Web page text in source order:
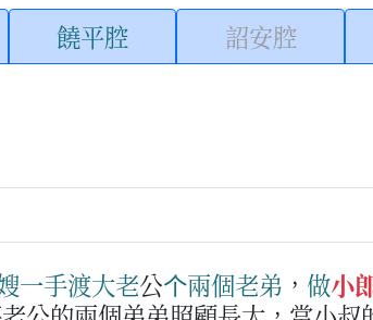
饒平腔 詔安腔
一手渡大老公个兩個老弟 ， 做小